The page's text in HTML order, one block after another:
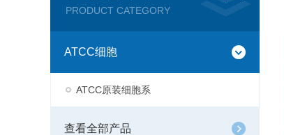
PRODUCT CATEGORY
ATCC细胞
ATCC原装细胞系
查看全部产品